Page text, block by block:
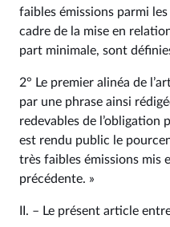
faibles émissions parmi
cadre de la mise en
part minimale, sont
2° Le premier alinéa de
par une phrase ainsi
redevables de l’obligation
est rendu public le
très faibles émissions mis
précédente. »
II. – Le présent article